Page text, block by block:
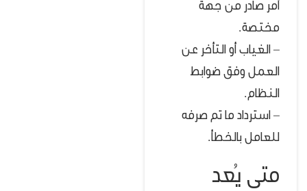
أمر صادر من جهة
مختصة.
– الغياب أو التأخر عن
العمل وفق ضوابط
النظام.
– استرداد ما تم صرفه
للعامل بالخطأ.
متى يُعد